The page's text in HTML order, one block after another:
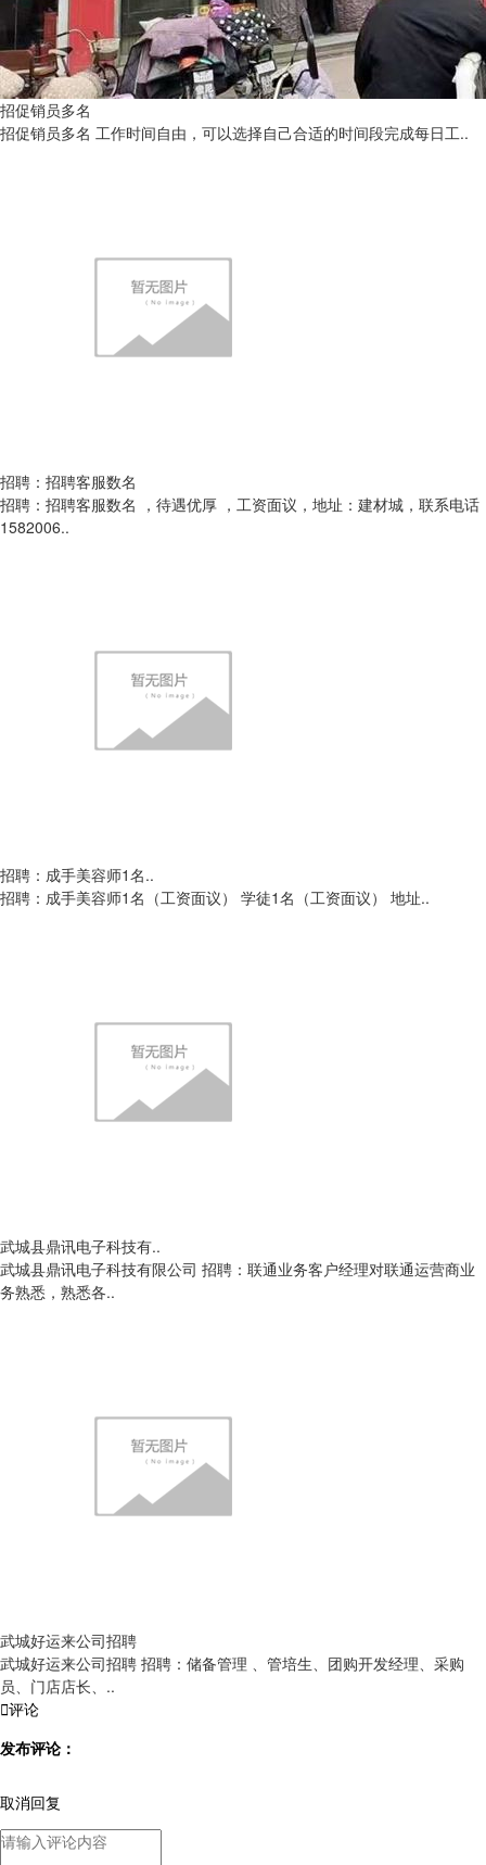
招促销‮多员‬名
招促销‮多员‬名 工作‮间时‬自由，可以选择自‮合己‬适的时间段‮成完‬每日工..
招聘：招聘客服数名
招聘：招聘客服数名 ，待遇优厚 ，工资面议，地址：建材城，联系电话
1582006..
招聘：成手美容师1名..
招聘：成手美容师1名（工资面议） 学徒1名（工资面议） 地址..
武城县鼎讯电子科技有..
武城县鼎讯电子科技有限公司 招聘：联通业务客户经理对联通运营商业
务熟悉，熟悉各..
武城好运来公司招聘
武城好运来公司招聘 招聘：储备管理 、管培生、团购开发经理、采购
员、门店店长、..
评论
发布评论：
取消回复